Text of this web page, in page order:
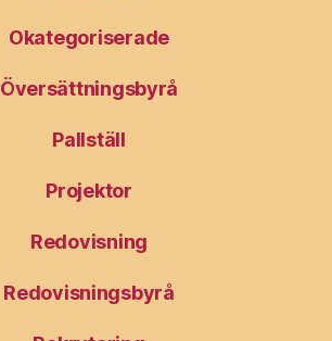
Okategoriserade
Översättningsbyrå
Pallställ
Projektor
Redovisning
Redovisningsbyrå